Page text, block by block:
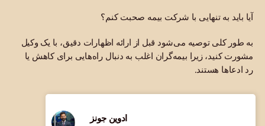
آیا باید به تنهایی با شرکت بیمه صحبت کنم؟
به طور کلی توصیه می‌شود قبل از ارائه اظهارات دقیق، با یک وکیل
مشورت کنید، زیرا بیمه‌گران اغلب به دنبال راه‌هایی برای کاهش یا
رد ادعاها هستند.
ادوین جونز